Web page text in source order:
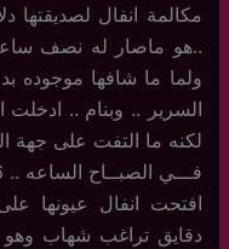
مكالمة انفال
..هو ماصار له نصف
ولما ما شافها موجوده
السرير .. وبنام ..
لكنه ما التفت على جهة
فـــي الصبــاح الساعه .. 6ونص ..
افتحت انفال عيونها
دقايق تراغب شهاب